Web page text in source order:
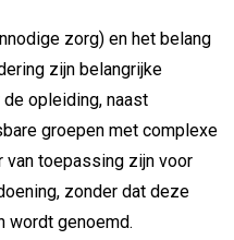
zorg) en het belang
zijn belangrijke
de opleiding, naast
groepen met complexe
van toepassing zijn voor
zonder dat deze
wordt genoemd.